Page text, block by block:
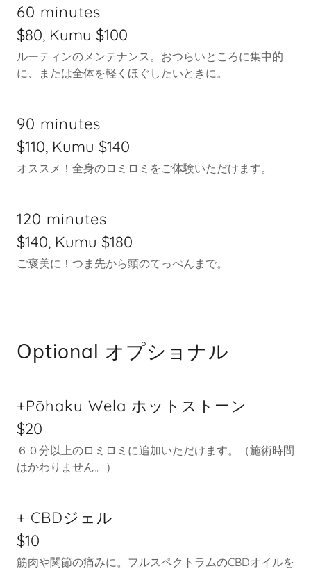
60 minutes
$80, Kumu $100
ルーティンのメンテナンス。おつらいところに集中的
に、または全体を軽くほぐしたいときに。
90 minutes
$110, Kumu $140
オススメ！全身のロミロミをご体験いただけます。
120 minutes
$140, Kumu $180
ご褒美に！つま先から頭のてっぺんまで。
Optional オプショナル
+Pōhaku Wela ホットストーン
$20
６０分以上のロミロミに追加いただけます。（施術時間
はかわりません。）
+ CBDジェル
$10
筋肉や関節の痛みに。フルスペクトラムのCBDオイルを